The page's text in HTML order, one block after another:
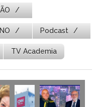
Podcast
TV Academia